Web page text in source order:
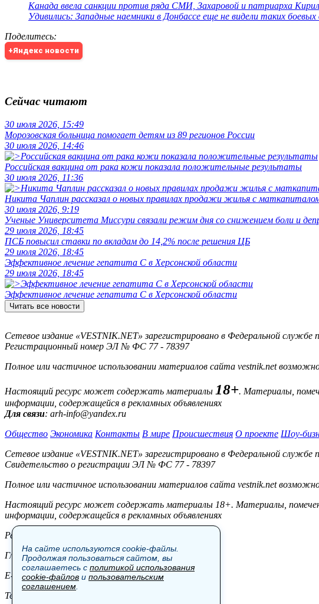
Канада ввела санкции против ряда СМИ, Захаровой и патриарха
Удивились: Западные наемники в Донбассе еще не видели таких
Поделитесь:
+Яндекс новости
Сейчас читают
30 июля 2026, 15:49
Морозовская больница помогает детям из 89 регионов России
30 июля 2026, 14:46
Российская вакцина от рака кожи показала положительные результаты
30 июля 2026, 11:36
Никита Чаплин рассказал о новых правилах продажи жилья с
30 июля 2026, 9:19
Ученые Университета Миссури связали режим дня со снижением боли и
29 июля 2026, 18:45
ПСБ повысил ставки по вкладам до 14,2% после решения ЦБ
29 июля 2026, 18:45
Эффективное лечение гепатита C в Херсонской области
29 июля 2026, 18:45
Эффективное лечение гепатита C в Херсонской области
Читать все новости
Сетевое издание «VESTNIK.NET» зарегистрировано в Федеральной службе
Регистрационный номер ЭЛ № ФС 77 - 78397
Полное или частичное использовании материалов сайта vestnik.net
Настоящий ресурс может содержать материалы 18+. Материалы,
информации, содержащейся в рекламных объявлениях
Для связи: arh-info@yandex.ru
Общество Экономика Контакты В мире Происшествия О проекте Шоу-
Сетевое издание «VESTNIK.NET» зарегистрировано в Федеральной службе
Свидетельство о регистрации ЭЛ № ФС 77 - 78397
Полное или частичное использовании материалов сайта vestnik.net
Настоящий ресурс может содержать материалы 18+. Материалы,
информации, содержащейся в рекламных объявлениях
Редакция:
Главный редактор: Боровов М.С.
E-mail: site@vestnik.net, reb.msk@yandex.ru
Тел.: +7 (921) 720-00-97
На сайте используются cookie-файлы.
Продолжая пользоваться сайтом, вы
соглашаетесь с политикой использования
cookie-файлов и пользовательским
соглашением